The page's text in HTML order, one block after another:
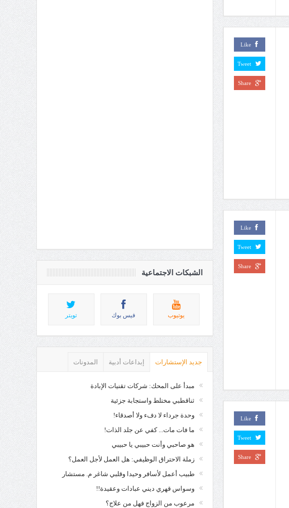
Like
Tweet
Share
Like
Tweet
Share
Like
Tweet
Share
الشبكات الاجتماعية
يوتيوب فيس بوك تويتر
جديد الإستشارات إبداعات أدبية المدونات
مبدأ على المحك: شركات تقنيات الإبادة
ثناقطبي مختلط واستجابة جزئية
وحدة جرداء لا دفء ولا أصدقاء!
ما فات مات... كفي عن جلد الذات!
هو صاحبي وأنت حبيبي يا حبيبي
زملة الاحتراق الوظيفي: هل العمل لأجل العمل؟
طبيب أعمل لأسافر وحيدا وقلبي شاغر م. مستشار
وسواس قهري ديني عبادات وعقيدة!!
مرعوب من الزواج فهل من علاج؟